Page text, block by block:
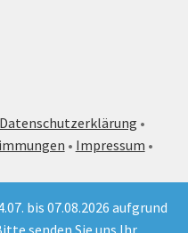
bis 07.08.2026 aufgrund
senden Sie uns Ihr
Datenschutzerklärung •
• Impressum •